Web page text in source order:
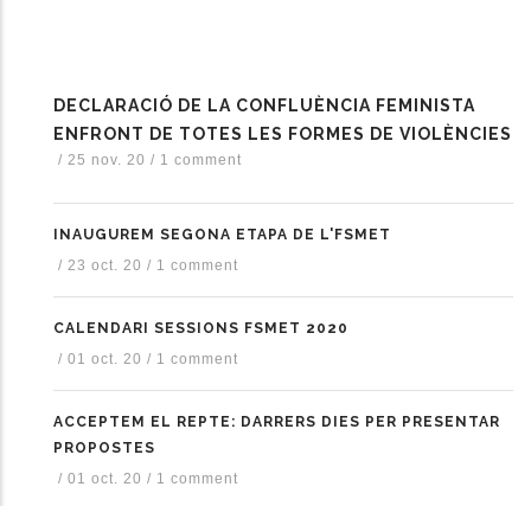
DECLARACIÓ DE LA CONFLUÈNCIA FEMINISTA
ENFRONT DE TOTES LES FORMES DE VIOLÈNCIES
/ 25 nov. 20 / 1 comment
INAUGUREM SEGONA ETAPA DE L'FSMET
/ 23 oct. 20 / 1 comment
CALENDARI SESSIONS FSMET 2020
/ 01 oct. 20 / 1 comment
ACCEPTEM EL REPTE: DARRERS DIES PER PRESENTAR
PROPOSTES
/ 01 oct. 20 / 1 comment